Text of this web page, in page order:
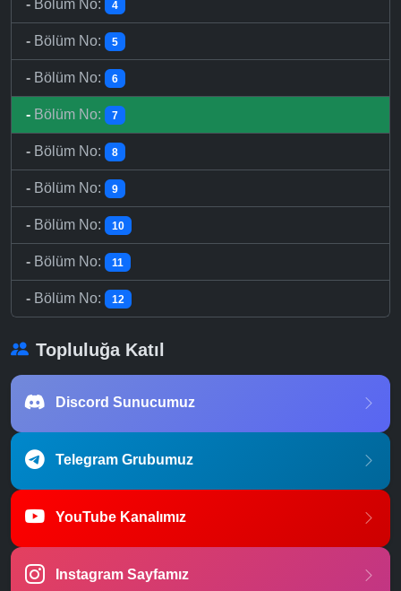
- Bölüm No: 4
- Bölüm No: 5
- Bölüm No: 6
- Bölüm No: 7
- Bölüm No: 8
- Bölüm No: 9
- Bölüm No: 10
- Bölüm No: 11
- Bölüm No: 12
Topluluğa Katıl
Discord Sunucumuz
Telegram Grubumuz
YouTube Kanalımız
Instagram Sayfamız